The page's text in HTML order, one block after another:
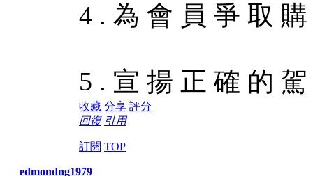
4 . 為 會 員 爭 取
5 . 宣 揚 正 確 的
收藏 分享 評分
回復 引用
訂閱 TOP
edmondng1979